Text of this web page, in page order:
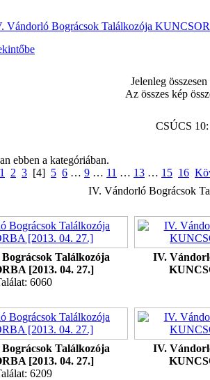
Vándorló Bográcsok Találkozója
Jelenleg
Az összes kép
CSÚCS
ebben a kategóriában.
1 2 3 [4] 5 6 … 9 … 11 … 13 … 15 16
IV. Vándorló Bográcsok
Találkozója
[2013. 04. 27.]
6060
IV.
Találkozója
[2013. 04. 27.]
6209
IV.